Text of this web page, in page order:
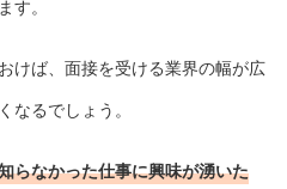
す。
けば、面接を受ける業界の幅が広
なるでしょう。
らなかった仕事に興味が湧いた